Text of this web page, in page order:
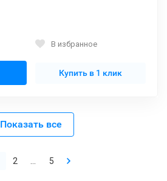
В избранное
Купить в 1 клик
Показать все
2 5